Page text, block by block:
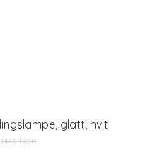
glatt, hvit
1448 NOK